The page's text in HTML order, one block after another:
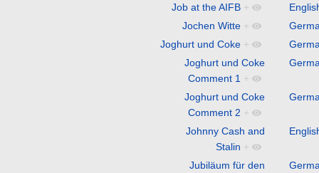
Job at the AIFB +
Jochen Witte +
Joghurt und Coke +
Joghurt und Coke
Comment 1 +
Joghurt und Coke
Comment 2 +
Johnny Cash and
Stalin +
Jubiläum für den